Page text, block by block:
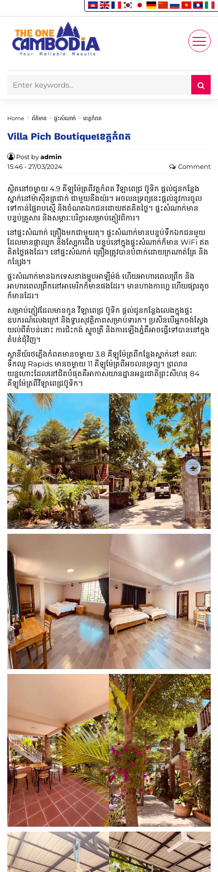
Account
Enjoy
Home ព័ត៌មាន ផ្ទះសំណាក់ ខេត្តកំពត
Villa Pich Boutiqueខេត្តកំពត
Post byadmin
15:46 - 27/03/2024
Comment
ស្ថិតនៅចម្ងាយ 4.9 គីឡូម៉ែត្រពីវត្តកំពត វីឡាពេជ្រ ប៊ូទិក ផ្តល់ជូនកន្លែង
ស្នាក់នៅម៉ាស៊ីនត្រជាក់ ជាមួយនឹងយ៉រ។ អចលនទ្រព្យនេះផ្តល់នូវការចូល
ទៅកាន់ផ្ទៃរាបស្មើ និងចំណតឯកជនដោយឥតគិតថ្លៃ។ ផ្ទះសំណាក់មាន
បន្ទប់គ្រួសារ និងសម្ភារៈបរិក្ខារសម្រាប់ភ្ញៀវពិការ។
នៅ​ផ្ទះ​សំណាក់ គ្រឿង​មក​ជាមួយ​តុ។ ផ្ទះសំណាក់មានបន្ទប់ទឹកឯកជនមួយ
ដែលមានផ្កាឈូក និងស្បែកជើង បន្ទប់នៅក្នុងផ្ទះសំណាក់ក៏មាន WiFi ឥត
គិតថ្លៃផងដែរ។ នៅផ្ទះសំណាក់ គ្រឿងត្រូវបានបំពាក់ដោយក្រណាត់គ្រែ និង
កន្សែង។
ផ្ទះសំណាក់មានឯកទេសខាងម្ហូបអាឡឺម៉ង់ ហើយអាហារពេលព្រឹក និង
អាហារពេលព្រឹកនៅអាមេរិកក៏មានផងដែរ។ មាន​ហាង​កាហ្វេ ហើយ​ផ្សារ​តូច​
ក៏​មាន​ដែរ។
សម្រាប់ភ្ញៀវដែលមានកូន វីឡាពេជ្រ ប៊ូទិក ផ្តល់ជូនកន្លែងលេងក្នុងផ្ទះ
ឧបករណ៍លេងក្រៅ និងទ្វារសុវត្ថិភាពសម្រាប់ទារក។ ប្រសិនបើអ្នកចង់ស្វែង
យល់ពីតំបន់នោះ ការជិះកង់ ស្ទូចត្រី និងការឡើងភ្នំគឺអាចធ្វើទៅបាននៅក្នុង
តំបន់ជុំវិញ។
ស្ថានីយ៍រថភ្លើងកំពតមានចម្ងាយ 3.8 គីឡូម៉ែត្រពីកន្លែងស្នាក់នៅ ខណៈ
ទឹកឈូ Rapids មានចម្ងាយ 11 គីឡូម៉ែត្រពីអចលនទ្រព្យ។ ព្រលាន
យន្តហោះដែលនៅជិតបំផុតគឺអាកាសយានដ្ឋានអន្តរជាតិព្រះសីហនុ 84
គីឡូម៉ែត្រពីវីឡាពេជ្រប៊ូទិក។